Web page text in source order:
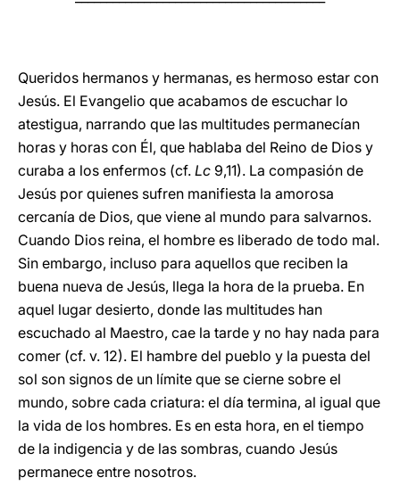
Queridos hermanos y hermanas, es hermoso estar con
Jesús. El Evangelio que acabamos de escuchar lo
atestigua, narrando que las multitudes permanecían
horas y horas con Él, que hablaba del Reino de Dios y
curaba a los enfermos (cf. Lc 9,11). La compasión de
Jesús por quienes sufren manifiesta la amorosa
cercanía de Dios, que viene al mundo para salvarnos.
Cuando Dios reina, el hombre es liberado de todo mal.
Sin embargo, incluso para aquellos que reciben la
buena nueva de Jesús, llega la hora de la prueba. En
aquel lugar desierto, donde las multitudes han
escuchado al Maestro, cae la tarde y no hay nada para
comer (cf. v. 12). El hambre del pueblo y la puesta del
sol son signos de un límite que se cierne sobre el
mundo, sobre cada criatura: el día termina, al igual que
la vida de los hombres. Es en esta hora, en el tiempo
de la indigencia y de las sombras, cuando Jesús
permanece entre nosotros.